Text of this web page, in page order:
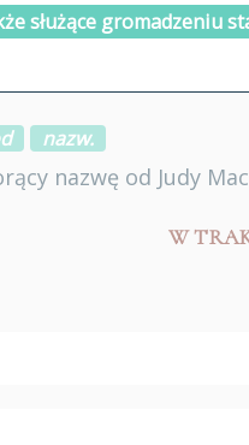
służące gromadzeniu
nazw.
nazwę od Judy
W